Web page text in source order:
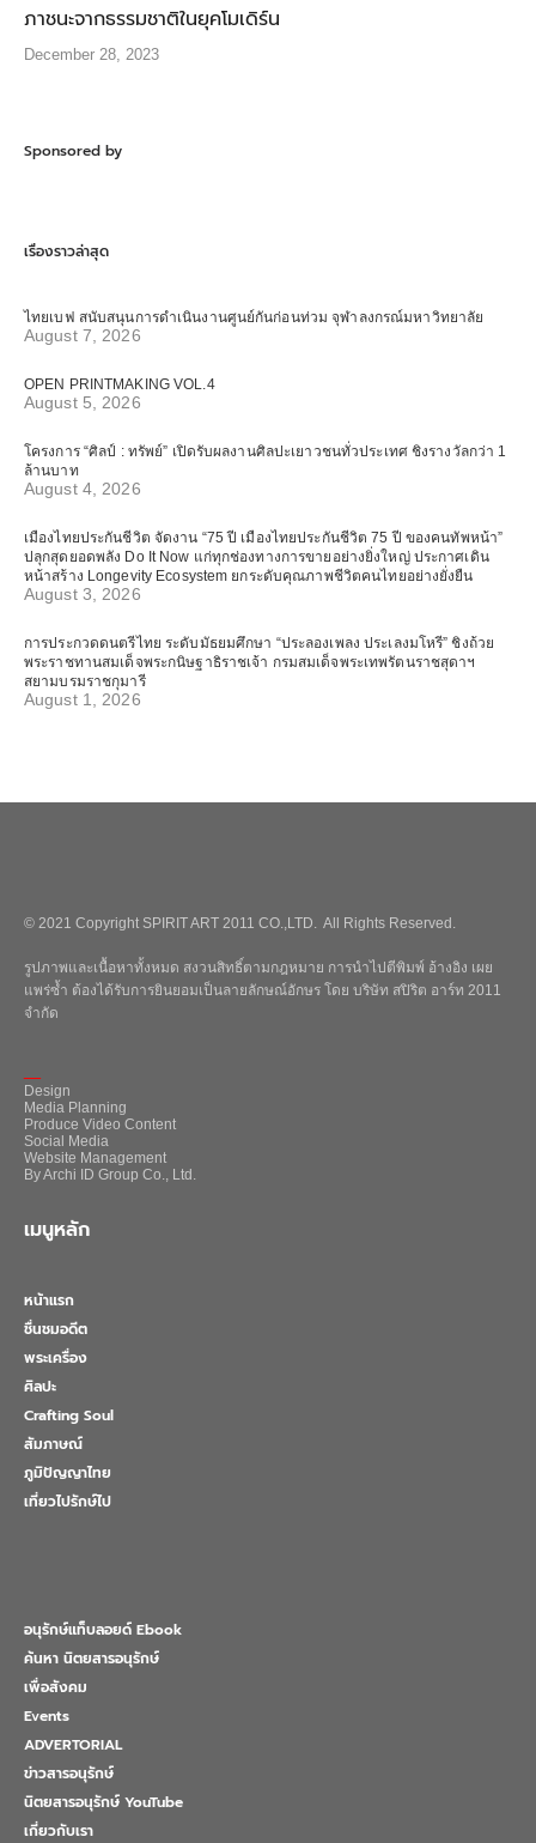
ภาชนะจากธรรมชาติในยุคโมเดิร์น
December 28, 2023
Sponsored by
เรื่องราวล่าสุด
ไทยเบฟ สนับสนุนการดำเนินงานศูนย์กันก่อนท่วม จุฬาลงกรณ์มหาวิทยาลัย
August 7, 2026
OPEN PRINTMAKING VOL.4
August 5, 2026
โครงการ “ศิลป์ : ทรัพย์” เปิดรับผลงานศิลปะเยาวชนทั่วประเทศ ชิงรางวัลกว่า 1
ล้านบาท
August 4, 2026
เมืองไทยประกันชีวิต จัดงาน “75 ปี เมืองไทยประกันชีวิต 75 ปี ของคนทัพหน้า”
ปลุกสุดยอดพลัง Do It Now แก่ทุกช่องทางการขายอย่างยิ่งใหญ่ ประกาศเดิน
หน้าสร้าง Longevity Ecosystem ยกระดับคุณภาพชีวิตคนไทยอย่างยั่งยืน
August 3, 2026
การประกวดดนตรีไทย ระดับมัธยมศึกษา “ประลองเพลง ประเลงมโหรี” ชิงถ้วย
พระราชทานสมเด็จพระกนิษฐาธิราชเจ้า กรมสมเด็จพระเทพรัตนราชสุดาฯ
สยามบรมราชกุมารี
August 1, 2026
© 2021 Copyright SPIRIT ART 2011 CO.,LTD. All Rights Reserved.
รูปภาพและเนื้อหาทั้งหมด สงวนสิทธิ์ตามกฎหมาย การนำไปตีพิมพ์ อ้างอิง เผย
แพร่ซ้ำ ต้องได้รับการยินยอมเป็นลายลักษณ์อักษร โดย บริษัท สปิริต อาร์ท 2011
จำกัด
Design
Media Planning
Produce Video Content
Social Media
Website Management
By Archi ID Group Co., Ltd.
เมนูหลัก
หน้าแรก
ชื่นชมอดีต
พระเครื่อง
ศิลปะ
Crafting Soul
สัมภาษณ์
ภูมิปัญญาไทย
เที่ยวไปรักษ์ไป
อนุรักษ์แท็บลอยด์ Ebook
ค้นหา นิตยสารอนุรักษ์
เพื่อสังคม
Events
ADVERTORIAL
ข่าวสารอนุรักษ์
นิตยสารอนุรักษ์ YouTube
เกี่ยวกับเรา